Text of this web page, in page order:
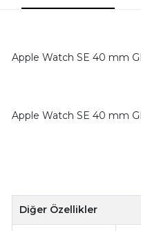
Apple Watch SE 40 mm
Apple Watch SE 40 mm
Diğer Özellikler